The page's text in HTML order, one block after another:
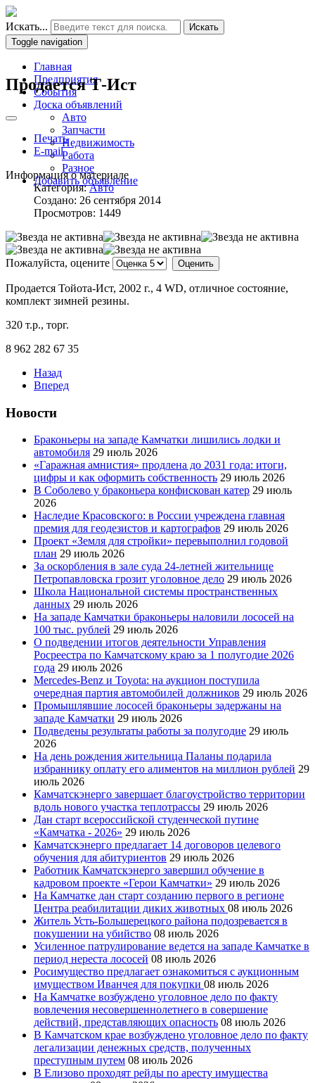
Искать...
Искать
Toggle navigation
Главная
Предприятия
События
Доска объявлений
Авто
Запчасти
Недвижимость
Работа
Разное
Добавить объявление
Продается Т-Ист
Печать
E-mail
Информация о материале
Категория:Авто
Создано: 26 сентября 2014
Просмотров: 1449
Пожалуйста, оцените
Продается Тойота-Ист, 2002 г., 4 WD, отличное состояние,
комплект зимней резины.
320 т.р., торг.
8 962 282 67 35
Назад
Вперед
Новости
Браконьеры на западе Камчатки лишились лодки и
автомобиля 29 июль 2026
«Гаражная амнистия» продлена до 2031 года: итоги,
цифры и как оформить собственность 29 июль 2026
В Соболево у браконьера конфискован катер 29 июль
2026
Наследие Красовского: в России учреждена главная
премия для геодезистов и картографов 29 июль 2026
Проект «Земля для стройки» перевыполнил годовой
план 29 июль 2026
За оскорбления в зале суда 24-летней жительнице
Петропавловска грозит уголовное дело 29 июль 2026
Школа Национальной системы пространственных
данных 29 июль 2026
На западе Камчатки браконьеры наловили лососей на
100 тыс. рублей 29 июль 2026
О подведении итогов деятельности Управления
Росреестра по Камчатскому краю за 1 полугодие 2026
года 29 июль 2026
Mercedes-Benz и Toyota: на аукцион поступила
очередная партия автомобилей должников 29 июль 2026
Промышлявшие лососей браконьеры задержаны на
западе Камчатки 29 июль 2026
Подведены результаты работы за полугодие 29 июль
2026
На день рождения жительница Паланы подарила
избраннику оплату его алиментов на миллион рублей 29
июль 2026
Камчатскэнерго завершает благоустройство территории
вдоль нового участка теплотрассы 29 июль 2026
Дан старт всероссийской студенческой путине
«Камчатка - 2026» 29 июль 2026
Камчатскэнерго предлагает 14 договоров целевого
обучения для абитуриентов 29 июль 2026
Работник Камчатскэнерго завершил обучение в
кадровом проекте «Герои Камчатки» 29 июль 2026
На Камчатке дан старт созданию первого в регионе
Центра реабилитации диких животных 08 июль 2026
Житель Усть-Большерецкого района подозревается в
покушении на убийство 08 июль 2026
Усиленное патрулирование ведется на западе Камчатке в
период нереста лососей 08 июль 2026
Росимущество предлагает ознакомиться с аукционным
имуществом Иванчея для покупки 08 июль 2026
На Камчатке возбуждено уголовное дело по факту
вовлечения несовершеннолетнего в совершение
действий, представляющих опасность 08 июль 2026
В Камчатском крае возбуждено уголовное дело по факту
легализации денежных средств, полученных
преступным путем 08 июль 2026
В Елизово проходят рейды по аресту имущества